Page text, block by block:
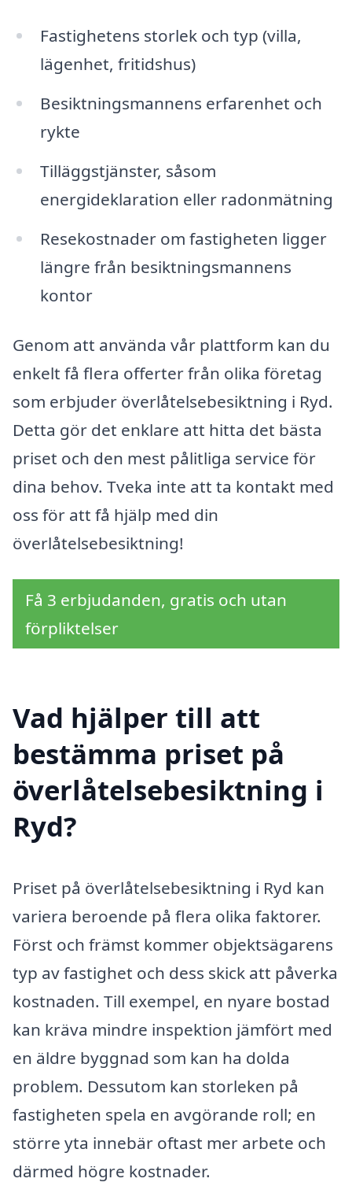
Fastighetens storlek och typ (villa,
lägenhet, fritidshus)
Besiktningsmannens erfarenhet och
rykte
Tilläggstjänster, såsom
energideklaration eller radonmätning
Resekostnader om fastigheten ligger
längre från besiktningsmannens
kontor
Genom att använda vår plattform kan du
enkelt få flera offerter från olika företag
som erbjuder överlåtelsebesiktning i Ryd.
Detta gör det enklare att hitta det bästa
priset och den mest pålitliga service för
dina behov. Tveka inte att ta kontakt med
oss för att få hjälp med din
överlåtelsebesiktning!
Få 3 erbjudanden, gratis och utan
förpliktelser
Vad hjälper till att
bestämma priset på
överlåtelsebesiktning i
Ryd?
Priset på överlåtelsebesiktning i Ryd kan
variera beroende på flera olika faktorer.
Först och främst kommer objektsägarens
typ av fastighet och dess skick att påverka
kostnaden. Till exempel, en nyare bostad
kan kräva mindre inspektion jämfört med
en äldre byggnad som kan ha dolda
problem. Dessutom kan storleken på
fastigheten spela en avgörande roll; en
större yta innebär oftast mer arbete och
därmed högre kostnader.